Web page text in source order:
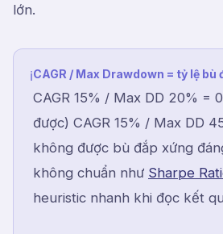
lớn.
ℹCAGR / Max Drawdown = tỷ lệ bù
CAGR 15% / Max DD 20% =
được) CAGR 15% / Max DD
không được bù đắp xứng
không chuẩn như Sharpe
heuristic nhanh khi đọc kết